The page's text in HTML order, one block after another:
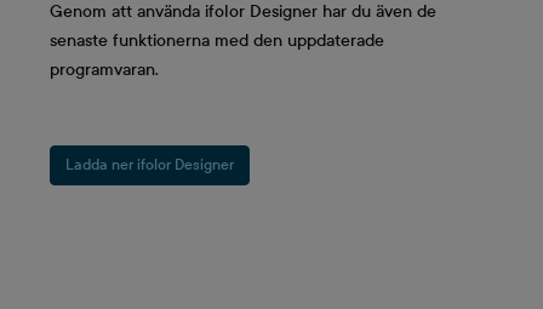
Genom att använda ifolor Designer har du även de
senaste funktionerna med den uppdaterade
programvaran.
Ladda ner ifolor Designer